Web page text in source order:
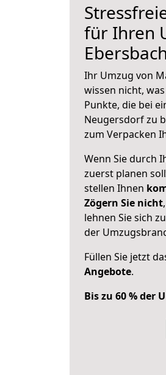
für Ihren
Ihr Umzug von
wissen nicht,
Punkte, die bei
Neugersdorf zu
zum Verpacken
Wenn Sie durch
zuerst planen
stellen Ihnen
Zögern Sie nicht
lehnen Sie sich
der
Füllen Sie jetzt
Angebote.
Bis zu 60 % der